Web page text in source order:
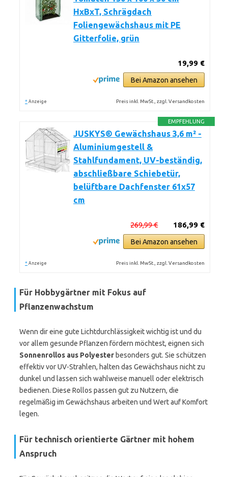
HxBxT, Schrägdach
Foliengewächshaus mit PE
Gitterfolie, grün
19,99 €
Bei Amazon ansehen
* Anzeige Preis inkl. MwSt., zzgl. Versandkosten
EMPFEHLUNG
JUSKYS® Gewächshaus 3,6 m² -
Aluminiumgestell &
Stahlfundament, UV-beständig,
abschließbare Schiebetür,
belüftbare Dachfenster 61x57
cm
186,99 €
269,99 €
Bei Amazon ansehen
* Anzeige Preis inkl. MwSt., zzgl. Versandkosten
Für Hobbygärtner mit Fokus auf
Pflanzenwachstum
Wenn dir eine gute Lichtdurchlässigkeit wichtig ist und du
vor allem gesunde Pflanzen fördern möchtest, eignen sich
Sonnenrollos aus Polyester besonders gut. Sie schützen
effektiv vor UV-Strahlen, halten das Gewächshaus nicht zu
dunkel und lassen sich wahlweise manuell oder elektrisch
bedienen. Diese Rollos passen gut zu Nutzern, die
regelmäßig im Gewächshaus arbeiten und Wert auf Komfort
legen.
Für technisch orientierte Gärtner mit hohem
Anspruch